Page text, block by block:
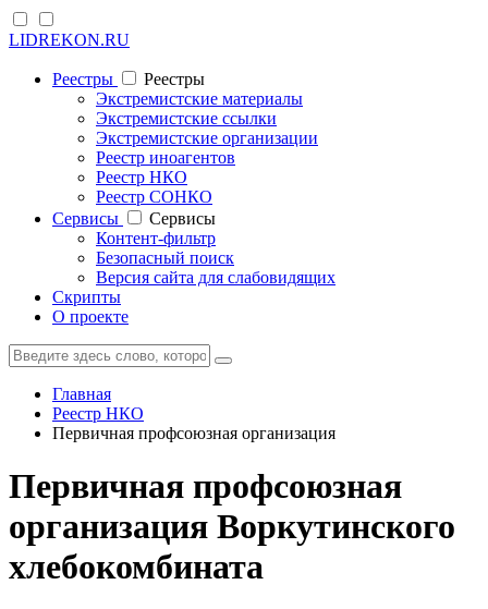
LIDREKON.RU
Реестры
Реестры
Экстремистские материалы
Экстремистские ссылки
Экстремистские организации
Реестр иноагентов
Реестр НКО
Реестр СОНКО
Cервисы
Cервисы
Контент-фильтр
Безопасный поиск
Версия сайта для слабовидящих
Скрипты
О проекте
Главная
Реестр НКО
Первичная профсоюзная организация
Первичная профсоюзная
организация Воркутинского
хлебокомбината